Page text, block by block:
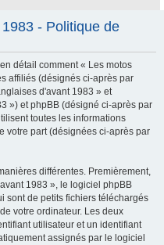
- Politique de
détail comment « Les motos
affiliés (désignés ci-après par
d'avant 1983 » et
») et phpBB (désigné ci-après par
toutes les informations
votre part (désignées ci-après par
différentes. Premièrement,
1983 », le logiciel phpBB
sont de petits fichiers téléchargés
votre ordinateur. Les deux
utilisateur et un identifiant
assignés par le logiciel